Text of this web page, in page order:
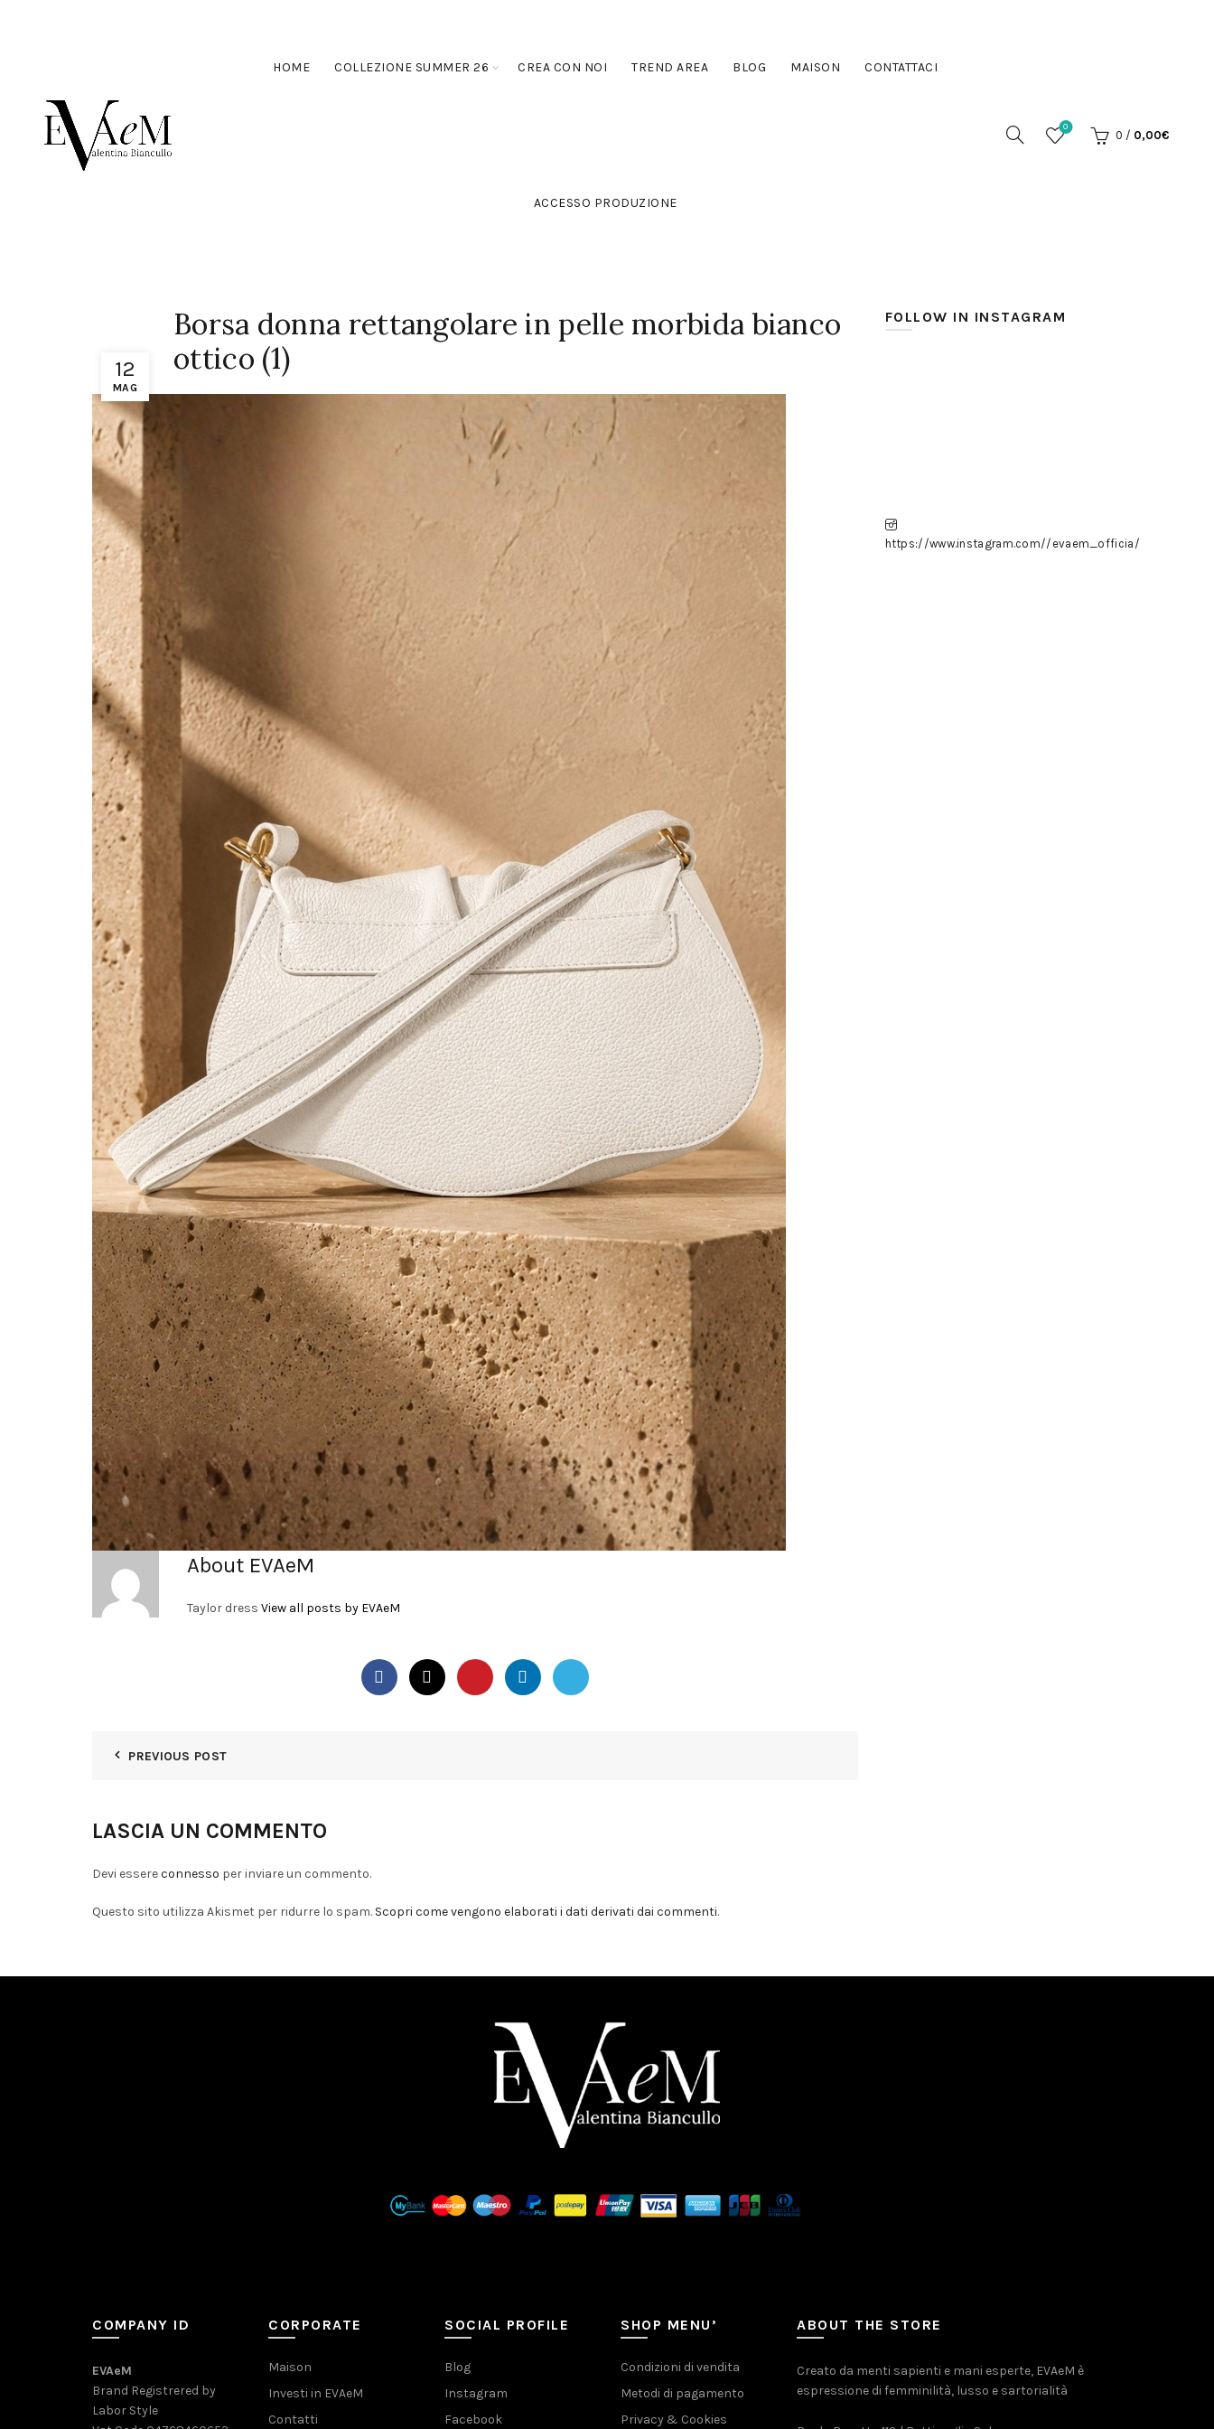
HOME COLLEZIONE SUMMER 26 CREA CON NOI TREND AREA BLOG MAISON CONTATTACI
ACCESSO PRODUZIONE
0
0 / 0,00€
12
MAG
Borsa donna rettangolare in pelle morbida bianco
ottico (1)
About EVAeM
Taylor dress View all posts by EVAeM
PREVIOUS POST
LASCIA UN COMMENTO
Devi essereconnesso per inviare un commento.
Questo sito utilizza Akismet per ridurre lo spam. Scopri come vengono elaborati i dati derivati dai commenti.
FOLLOW IN INSTAGRAM
https://www.instagram.com//evaem_officia/
COMPANY ID
EVAeM
Brand Registrered by
Labor Style
CORPORATE
Maison
Investi in EVAeM
Contatti
SOCIAL PROFILE
Blog
Instagram
Facebook
SHOP MENU’
Condizioni di vendita
Metodi di pagamento
Privacy & Cookies
ABOUT THE STORE
Creato da menti sapienti e mani esperte, EVAeM è
espressione di femminilità, lusso e sartorialità